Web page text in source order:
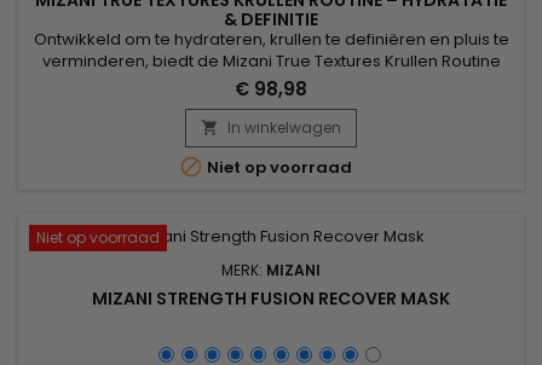
& DEFINITIE
Ontwikkeld om te hydrateren, krullen te definiëren en pluis te
verminderen, biedt de Mizani True Textures Krullen Routine
een complete professionele verzorging voor krullend en
kroeshaar. Deze routine combineert reiniging, verzorging en
styling om de vochtbalans te herstellen, de natuurlijke krul te
versterken en het haar beter handelbaar te maken....
€ 98,98
 In winkelwagen
 Niet op voorraad
Niet op voorraad
MERK: MIZANI
MIZANI STRENGTH FUSION RECOVER MASK